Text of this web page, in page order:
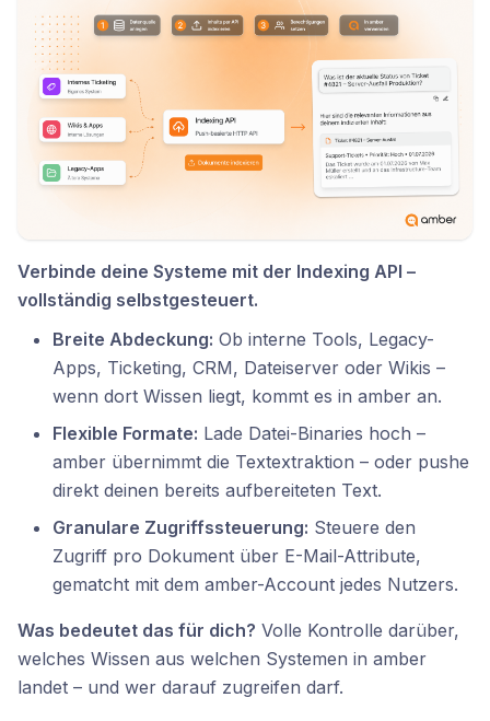
Verbinde deine Systeme mit der Indexing API –
vollständig selbstgesteuert.
Breite Abdeckung: Ob interne Tools, Legacy-
Apps, Ticketing, CRM, Dateiserver oder Wikis –
wenn dort Wissen liegt, kommt es in amber an.
Flexible Formate: Lade Datei-Binaries hoch –
amber übernimmt die Textextraktion – oder pushe
direkt deinen bereits aufbereiteten Text.
Granulare Zugriffssteuerung: Steuere den
Zugriff pro Dokument über E-Mail-Attribute,
gematcht mit dem amber-Account jedes Nutzers.
Was bedeutet das für dich? Volle Kontrolle darüber,
welches Wissen aus welchen Systemen in amber
landet – und wer darauf zugreifen darf.